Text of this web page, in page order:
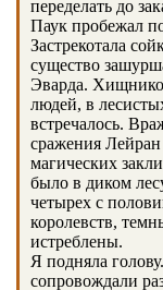
переделать до
Паук пробежал
Застрекотала
существо
Эварда.
людей, в
встречалось.
сражения
магических
было в диком
четырех с
королевств,
истреблены.
Я подняла
сопровождали